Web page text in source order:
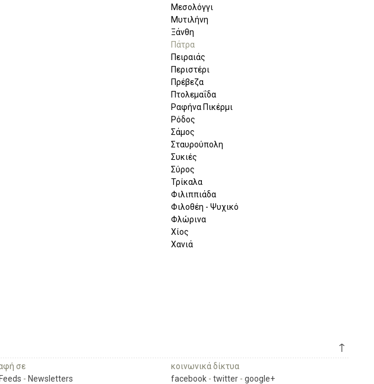
Μεσολόγγι
Μυτιλήνη
Ξάνθη
Πάτρα
Πειραιάς
Περιστέρι
Πρέβεζα
Πτολεμαΐδα
Ραφήνα Πικέρμι
Ρόδος
Σάμος
Σταυρούπολη
Συκιές
Σύρος
Τρίκαλα
Φιλιππιάδα
Φιλοθέη - Ψυχικό
Φλώρινα
Χίος
Χανιά
↑
σε
- Newsletters
κοινωνικά δίκτυα
facebook - twitter - google+